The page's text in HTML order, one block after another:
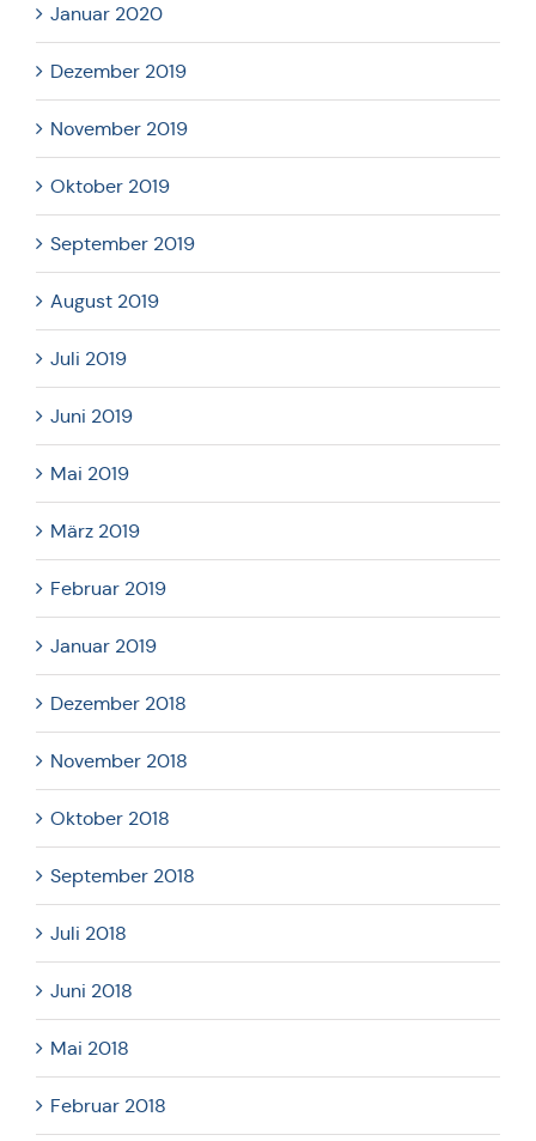
Januar 2020
Dezember 2019
November 2019
Oktober 2019
September 2019
August 2019
Juli 2019
Juni 2019
Mai 2019
März 2019
Februar 2019
Januar 2019
Dezember 2018
November 2018
Oktober 2018
September 2018
Juli 2018
Juni 2018
Mai 2018
Februar 2018